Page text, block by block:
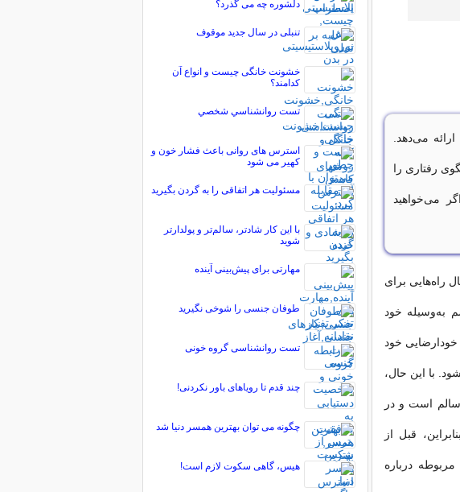
می‌دهد.
رفتاری را
می‌خواهید
راه‌هایی برای
به‌وسیله خود
خود
با این حال،
است و در
قبل از
درباره
دلشوره چه می گذرد؟
تنبلی در سال جدید موقوف
خشونت خانگی چیست و انواع آن
کدامند؟
تست روانشناسي شخصي
استرس های روانی باعث فشار خون و
کهیر می شود
مسئولیت هر اتفاقی را به گردن بگیرید
با این کار شادتر، سالم‌تر و پولدارتر
شوید
مهارتی برای پیش‌بینی آینده
طوفان جنسی را شوخی نگیرید
تست روانشناسی گروه خونی
چند قدم تا رویاهای باور نکردنی!
چگونه می توان بهترین همسر دنیا شد
هیس، گاهی سکوت لازم است!